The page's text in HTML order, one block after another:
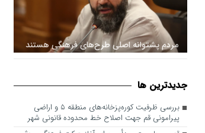
مردم پشتوانه اصلی طرح‌های فرهنگی هستند
جديدترين ها
بررسی ظرفیت کوره‌پزخانه‌های منطقه ۵ و اراضی
پیرامونی قم جهت اصلاح خط محدوده قانونی شهر